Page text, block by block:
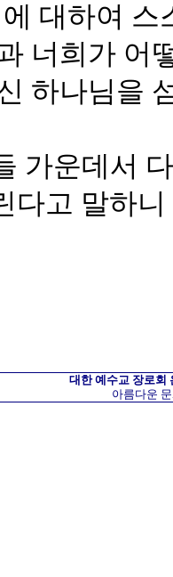
대하여 스
너희가 어
하나님을
가운데서
다고 말하
대한 예수교 장로회
아름다운